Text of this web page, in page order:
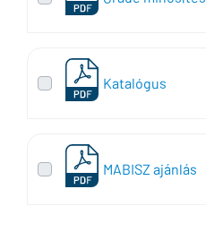
Katalógus
MABISZ ajánlás